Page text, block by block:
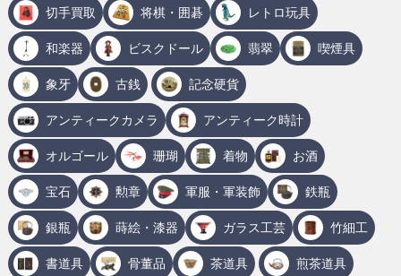
切手買取 将棋・囲碁 レトロ玩具
和楽器 ビスクドール 翡翠 喫煙具
象牙 古銭 記念硬貨
アンティークカメラ アンティーク時計
オルゴール 珊瑚 着物 お酒
宝石 勲章 軍服・軍装飾 鉄瓶
銀瓶 蒔絵・漆器 ガラス工芸 竹細工
書道具 骨董品 茶道具 煎茶道具